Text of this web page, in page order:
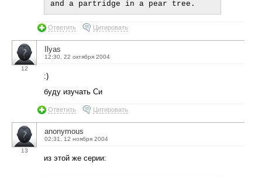
Ответить Цитировать
12
Ilyas
12:30, 22 октября 2004
:)
буду изучать Си
Ответить Цитировать
13
anonymous
02:31, 12 ноября 2004
из этой же серии: